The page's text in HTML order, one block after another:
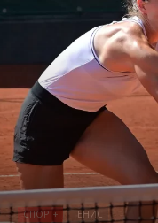
СПОРТ+ ТЕНИС